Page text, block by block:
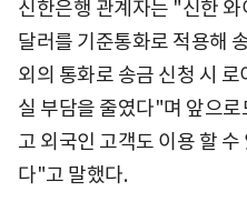
신한은행 관계자는 "신한
달러를 기준통화로 적용해
외의 통화로 송금 신청 시
실 부담을 줄였다"며 앞으
고 외국인 고객도 이용 할
다"고 말했다.